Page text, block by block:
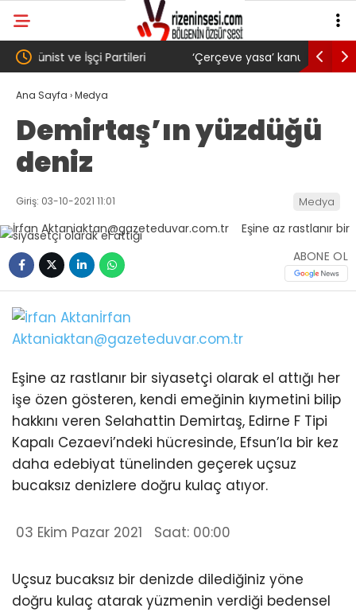
‘Çerçeve yasa’ kanun teklifi Adalet
Komisyonu’ndan geçti
AKP’li
köyünde
Ana Sayfa ›Medya
Demirtaş’ın yüzdüğü
deniz
Giriş: 03-10-2021 11:01 Medya
ABONE OL
İrfan
Aktaniaktan@gazeteduvar.com.tr
Eşine az rastlanır bir siyasetçi olarak el attığı her
işe özen gösteren, kendi emeğinin kıymetini bilip
hakkını veren Selahattin Demirtaş, Edirne F Tipi
Kapalı Cezaevi’ndeki hücresinde, Efsun’la bir kez
daha edebiyat tünelinden geçerek uçsuz
bucaksız denizlere doğru kulaç atıyor.
03 Ekim Pazar 2021 Saat: 00:00
Uçsuz bucaksız bir denizde dilediğiniz yöne
doğru kulaç atarak yüzmenin verdiği bedensel